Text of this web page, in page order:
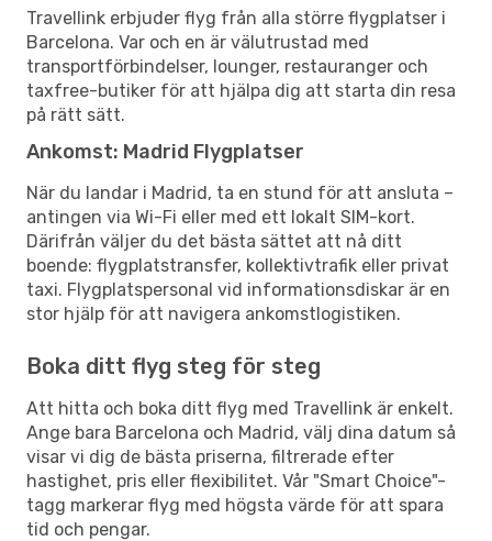
Travellink erbjuder flyg från alla större flygplatser i
Barcelona. Var och en är välutrustad med
transportförbindelser, lounger, restauranger och
taxfree-butiker för att hjälpa dig att starta din resa
på rätt sätt.
Ankomst: Madrid Flygplatser
När du landar i Madrid, ta en stund för att ansluta –
antingen via Wi-Fi eller med ett lokalt SIM-kort.
Därifrån väljer du det bästa sättet att nå ditt
boende: flygplatstransfer, kollektivtrafik eller privat
taxi. Flygplatspersonal vid informationsdiskar är en
stor hjälp för att navigera ankomstlogistiken.
Boka ditt flyg steg för steg
Att hitta och boka ditt flyg med Travellink är enkelt.
Ange bara Barcelona och Madrid, välj dina datum så
visar vi dig de bästa priserna, filtrerade efter
hastighet, pris eller flexibilitet. Vår "Smart Choice"-
tagg markerar flyg med högsta värde för att spara
tid och pengar.